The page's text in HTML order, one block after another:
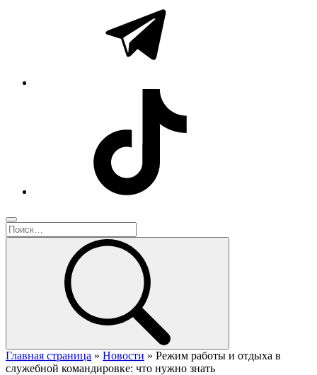
Главная страница » Новости » Режим работы и отдыха в
служебной командировке: что нужно знать